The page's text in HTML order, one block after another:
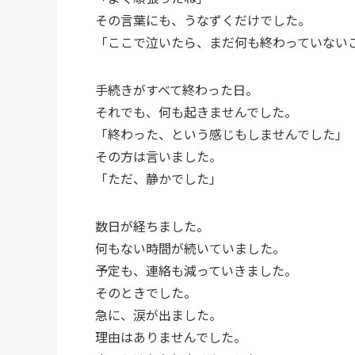
その言葉にも、うなずくだけでした。
「ここで泣いたら、まだ何も終わっていない
手続きがすべて終わった日。
それでも、何も起きませんでした。
「終わった、という感じもしませんでした」
その方は言いました。
「ただ、静かでした」
数日が経ちました。
何もない時間が続いていました。
予定も、連絡も減っていきました。
そのときでした。
急に、涙が出ました。
理由はありませんでした。